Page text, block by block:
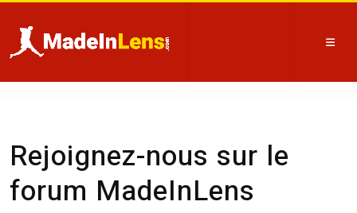
Rejoignez-nous sur le
forum MadeInLens